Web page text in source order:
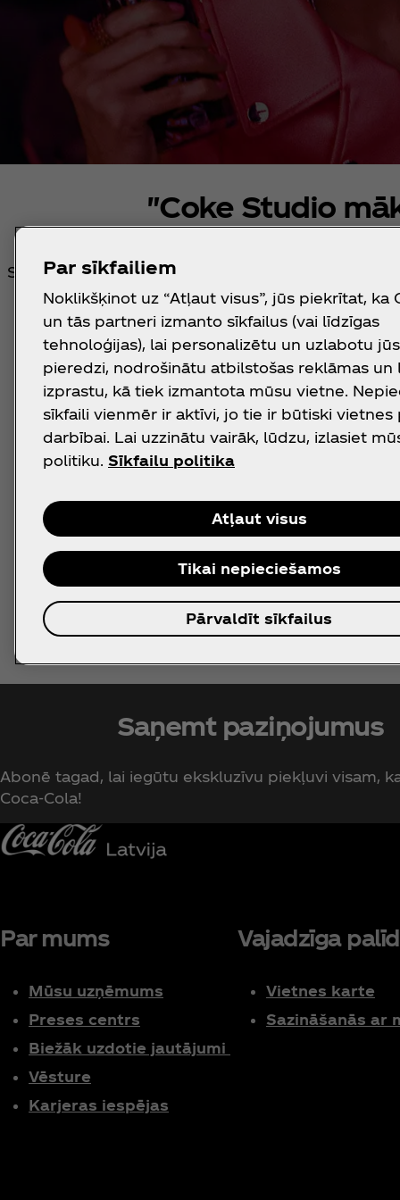
"Coke Studio
Seko līdzi aizraujošiem paziņojumiem, lai uzzinātu
citiem īpašiem jaunumiem 2024.
Karol G Peggy Gou
Saņemt paziņojumus
Abonē tagad, lai iegūtu ekskluzīvu piekļuvi visam,
Coca‑Cola!
Par mums
Mūsu uzņēmums
Preses centrs
Biežāk uzdotie jautājumi
Vēsture
Karjeras iespējas
Vajadzīga
Vietnes karte
Sazināšanās ar
Par sīkfailiem
Noklikšķinot uz “Atļaut visus”, jūs piekrītat, ka
un tās partneri izmanto sīkfailus (vai līdzīgas
tehnoloģijas), lai personalizētu un uzlabotu
pieredzi, nodrošinātu atbilstošas reklāmas un
izprastu, kā tiek izmantota mūsu vietne.
sīkfaili vienmēr ir aktīvi, jo tie ir būtiski vietnes
darbībai. Lai uzzinātu vairāk, lūdzu, izlasiet
politiku. Sīkfailu politika
Atļaut visus
Tikai nepieciešamos
Pārvaldīt sīkfailus